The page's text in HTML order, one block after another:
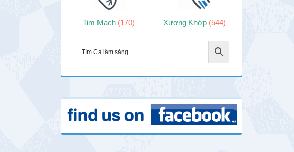
Tim Mạch (170) Xương Khớp (544)